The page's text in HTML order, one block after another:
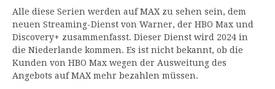
Alle diese Serien werden auf MAX zu sehen sein, dem
neuen Streaming-Dienst von Warner, der HBO Max und
Discovery+ zusammenfasst. Dieser Dienst wird 2024 in
die Niederlande kommen. Es ist nicht bekannt, ob die
Kunden von HBO Max wegen der Ausweitung des
Angebots auf MAX mehr bezahlen müssen.